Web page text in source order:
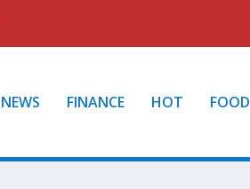
NEWS FINANCE HOT FOOD